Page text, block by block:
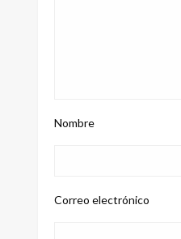
Nombre
Correo electrónico